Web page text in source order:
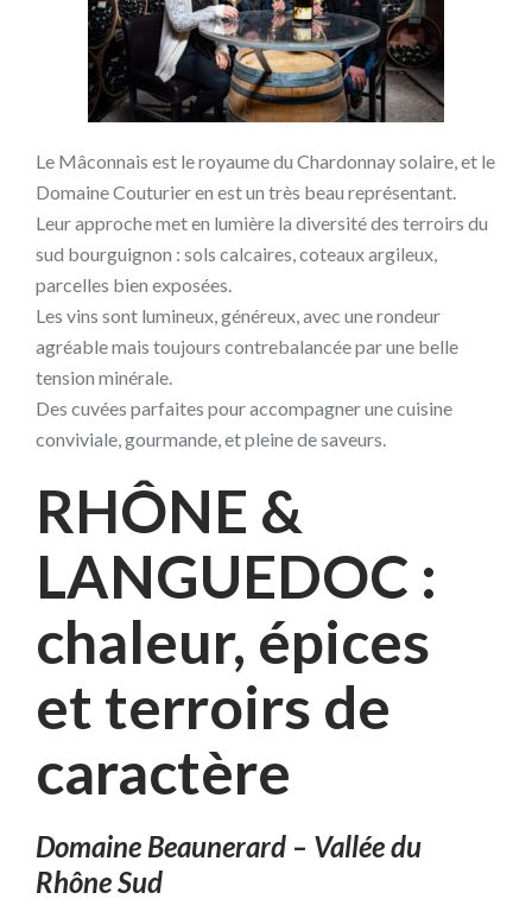
Le Mâconnais est le royaume du Chardonnay solaire, et le
Domaine Couturier en est un très beau représentant.
Leur approche met en lumière la diversité des terroirs du
sud bourguignon : sols calcaires, coteaux argileux,
parcelles bien exposées.
Les vins sont lumineux, généreux, avec une rondeur
agréable mais toujours contrebalancée par une belle
tension minérale.
Des cuvées parfaites pour accompagner une cuisine
conviviale, gourmande, et pleine de saveurs.
RHÔNE &
LANGUEDOC :
chaleur, épices
et terroirs de
caractère
Domaine Beaunerard – Vallée du
Rhône Sud